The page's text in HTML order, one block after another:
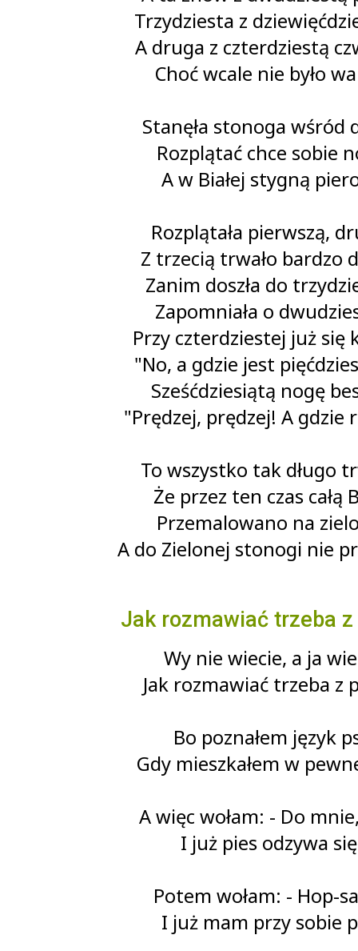
Trzydziesta z
A druga z czterdziestą
Choć wcale nie było
Stanęła stonoga wśród
Rozplątać chce sobie
A w Białej stygną
Rozplątała pierwszą,
Z trzecią trwało bardzo
Zanim doszła do
Zapomniała o
Przy czterdziestej już się
"No, a gdzie jest
Sześćdziesiątą nogę
"Prędzej, prędzej! A gdzie
To wszystko tak długo
Że przez ten czas całą
Przemalowano na
A do Zielonej stonogi nie
Jak rozmawiać trzeba z
Wy nie wiecie, a ja
Jak rozmawiać trzeba z
Bo poznałem język
Gdy mieszkałem w
A więc wołam: - Do
I już pies odzywa
Potem wołam: - Hop-
I już mam przy sobie